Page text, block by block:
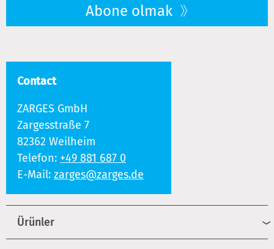
Abone olmak
Contact
ZARGES GmbH
Zargesstraße 7
82362 Weilheim
Telefon: +49 881 687 0
E-Mail: zarges@zarges.de
Ürünler